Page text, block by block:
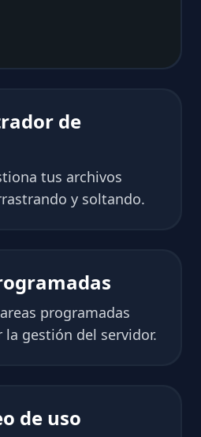
de
tus archivos
y soltando.
programadas
gestión del servidor.
de uso